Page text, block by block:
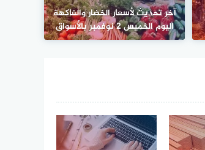
آخر تحديث لأسعار الخضار والفاكهة
اليوم الخميس 2 نوفمبر بالأسواق